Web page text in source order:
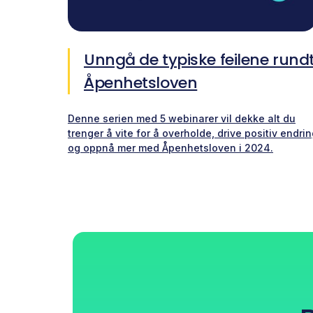
Unngå de typiske feilene
Åpenhetsloven
Denne serien med 5 webinarer vil dekke alt du
trenger å vite for å overholde, drive positiv
og oppnå mer med Åpenhetsloven i 2024.